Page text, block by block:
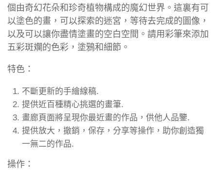
個由奇幻花朵和珍奇植物構成的魔幻世界。這裏有可
以塗色的畫，可以探索的迷宮，等待去完成的圖像，
以及可以讓你盡情塗畫的空白空間。請用彩筆來添加
五彩斑斕的色彩，塗鴉和細節。
特色：
不斷更新的手繪線稿.
提供近百種精心挑選的畫筆.
畫廊頁面將呈現你最近畫的作品，供他人品鑒.
提供放大，撤銷，保存，分享等操作，助你創造獨
一無二的作品.
操作：